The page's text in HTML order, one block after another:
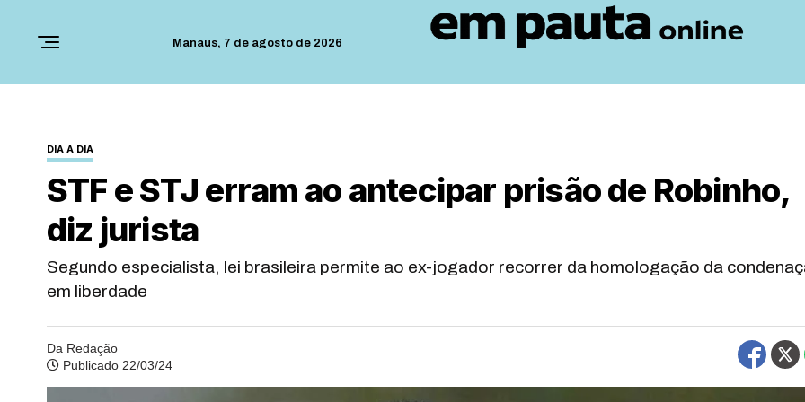
Manaus, 7 de agosto de 2026
DIA A DIA
STF e STJ erram ao antecipar prisão de Robinho,
diz jurista
Segundo especialista, lei brasileira permite ao ex-jogador recorrer da homologação da
em liberdade
Da Redação
Publicado 22/03/24